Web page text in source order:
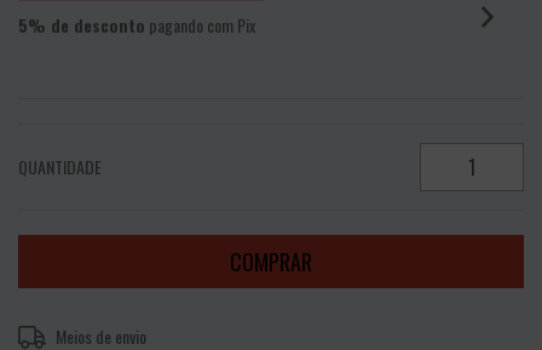
5% de desconto pagando com Pix
QUANTIDADE
Entregas para o CEP:
Meios de envio